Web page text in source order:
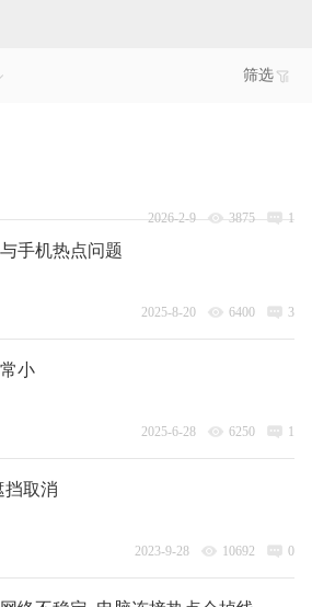
筛选
2026-2-9 3875 1
手机热点问题
2025-8-20 6400 3
小
2025-6-28 6250 1
挡取消
2023-9-28 10692 0